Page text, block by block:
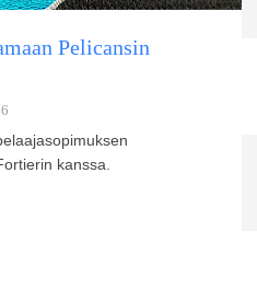
Pelicansin
kanssa.